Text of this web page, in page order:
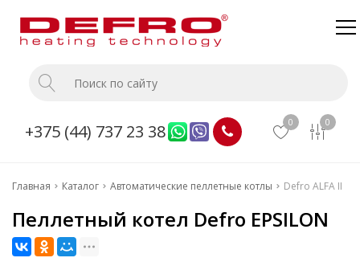
+375 (44) 737 23 38 0 0
О компании
Монтаж
Прайс
Главная Каталог Автоматические пеллетные котлы Defro ALFA II
Пеллетный котел Defro EPSILON